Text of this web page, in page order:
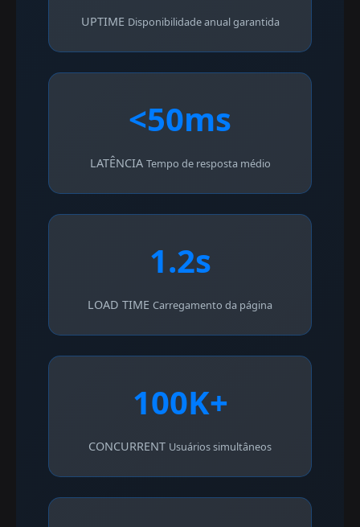
UPTIME Disponibilidade anual garantida
<50ms
LATÊNCIA Tempo de resposta médio
1.2s
LOAD TIME Carregamento da página
100K+
CONCURRENT Usuários simultâneos